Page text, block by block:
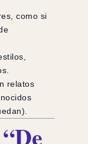
como si
relatos